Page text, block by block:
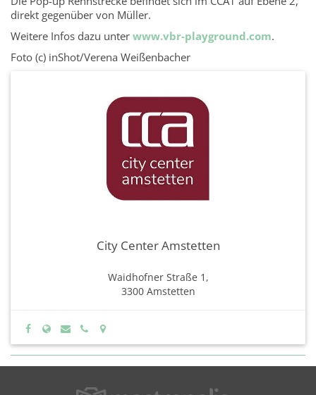
direkt gegenüber von Müller.
Weitere Infos dazu unter www.vbr-playground.com.
Foto (c) inShot/Verena Weißenbacher
City Center Amstetten
Waidhofner Straße 1,
3300 Amstetten